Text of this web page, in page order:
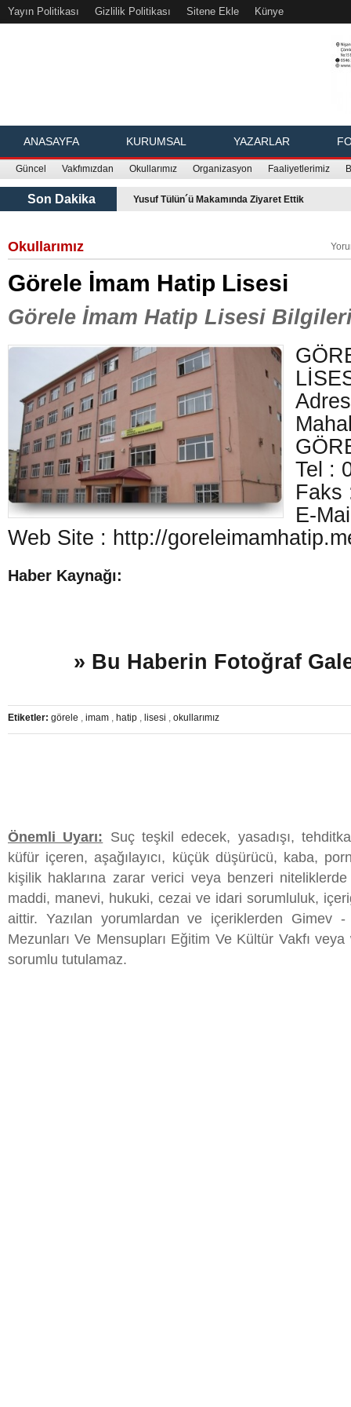
Yayın Politikası Gizlilik Politikası Sitene Ekle Künye
ANASAYFA KURUMSAL YAZARLAR
Güncel Vakfımızdan Okullarımız Organizasyon Faaliyetlerimiz
Son Dakika Yusuf Tülün´ü Makamında Ziyaret Ettik
Okullarımız
Görele İmam Hatip Lisesi
Görele İmam Hatip Lisesi
Tel :
Faks
E-
Web Site : http://
Haber Kaynağı:
» Bu Haberin Fotoğraf
Etiketler: görele , imam , hatip , lisesi , okullarımız
Önemli Uyarı: Suç teşkil edecek, yasadışı,
küfür içeren, aşağılayıcı, küçük düşürücü, kaba,
kişilik haklarına zarar verici veya benzeri
maddi, manevi, hukuki, cezai ve idari sorumluluk,
aittir. Yazılan yorumlardan ve içeriklerden Gimev
Mezunları Ve Mensupları Eğitim Ve Kültür Vakfı
sorumlu tutulamaz.